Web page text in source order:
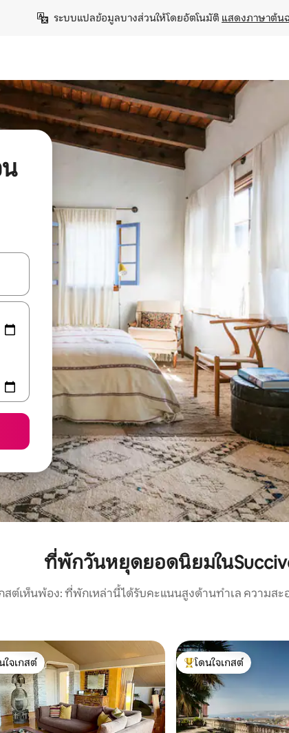
ระบบแปลข้อมูลบางส่วนให้โดยอัตโนมัติ แสดงภาษาต้น
ผลการค้นหา
ที่พักวันหยุดยอดนิยมใน
สต์เห็นพ้อง: ที่พักเหล่านี้ได้รับคะแนนสูงด้านทำเล ความสะ
เกสต์ที่สุด
ใจเกสต์
โดนใจเกสต์ที่สุด
โดนใจเกสต์